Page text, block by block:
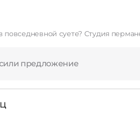
повседневной суете? Студия
предложение